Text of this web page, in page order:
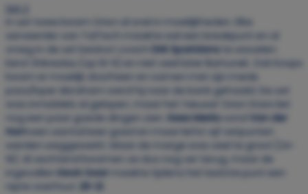
Set 2
In set twee kwam Orion al snel in moeilijkheden. Elke
serveerder van TalTech maakte wel een breakpunt
en al
vroeg in de set besloot coach
Dirk Sparidans te wisselen.
Eerst Shkredau (op 10-5) en niet veel later Bartunek. Ook Koops
kwam er moeilijk doorheen en samen met zijn mede
pass/loper Abraham werd hij naar de bank gehaald. De set
was inmiddels al gelopen, maar het ‘nieuwe’ Orion Stars liet
nog een paar goede dingen zien.
Kees Merkx
Van der
Ham
een aantal keer goed en maar liefst vijf setpunten
werden weggewerkt. Maar de marge was veel te groot (24-
16). Al vechtend kwamen ze dus nog ver terug, maar de
ingevallen
Kevin Saar maakte tijdens het laatste punt een
25-21